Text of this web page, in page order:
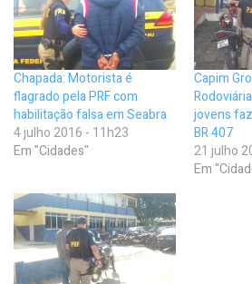
Chapada: Motorista é
flagrado pela PRF com
habilitação falsa em Seabra
4 julho 2016 - 11h23
Em "Cidades"
Capim
jovens
BR 407
21 julho
Em